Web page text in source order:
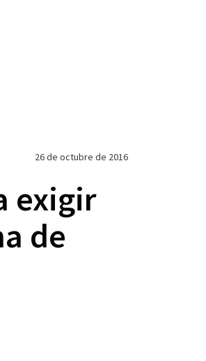
26 de octubre de 2016
exigir
de